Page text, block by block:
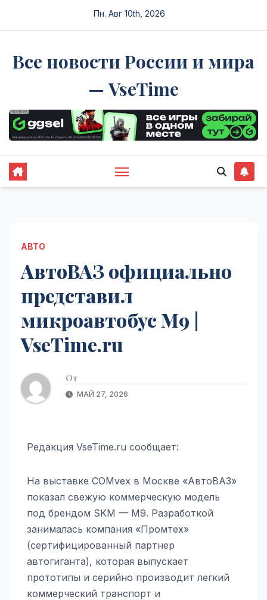
Пн. Авг 10th, 2026
Все новости России и мира
— VseTime
АВТО
АвтоВАЗ официально
представил
микроавтобус M9 |
VseTime.ru
От
МАЙ 27, 2026
Редакция VseTime.ru сообщает:
На выставке COMvex в Москве «АвтоВАЗ»
показал свежую коммерческую модель
под брендом SKM — M9. Разработкой
занималась компания «Промтех»
(сертифицированный партнер
автогиганта), которая выпускает
прототипы и серийно производит легкий
коммерческий транспорт и